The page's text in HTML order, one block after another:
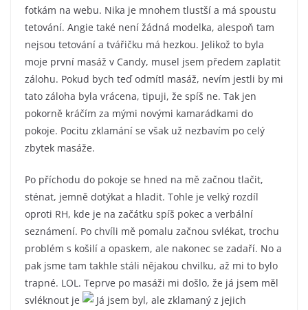
fotkám na webu. Nika je mnohem tlustší a má spoustu
tetování. Angie také není žádná modelka, alespoň tam
nejsou tetování a tvářičku má hezkou. Jelikož to byla
moje první masáž v Candy, musel jsem předem zaplatit
zálohu. Pokud bych teď odmítl masáž, nevím jestli by mi
tato záloha byla vrácena, tipuji, že spíš ne. Tak jen
pokorně kráčím za mými novými kamarádkami do
pokoje. Pocitu zklamání se však už nezbavím po celý
zbytek masáže.
Po příchodu do pokoje se hned na mě začnou tlačit,
sténat, jemně dotýkat a hladit. Tohle je velký rozdíl
oproti RH, kde je na začátku spíš pokec a verbální
seznámení. Po chvíli mě pomalu začnou svlékat, trochu
problém s košilí a opaskem, ale nakonec se zadaří. No a
pak jsme tam takhle stáli nějakou chvilku, až mi to bylo
trapné. LOL. Teprve po masáži mi došlo, že já jsem měl
svléknout je
Já jsem byl, ale zklamaný z jejich